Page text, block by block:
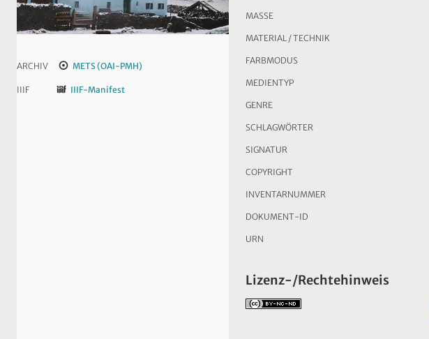
ARCHIV METS (OAI-PMH)
IIIF IIIF-Manifest
MASSE
MATERIAL / TECHNIK
FARBMODUS
MEDIENTYP
GENRE
SCHLAGWÖRTER
SIGNATUR
COPYRIGHT
INVENTARNUMMER
DOKUMENT-ID
URN
Lizenz-/Rechtehinweis